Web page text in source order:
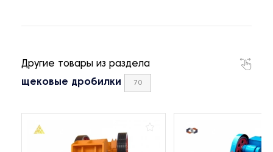
Другие товары из раздела
щековые дробилки 70